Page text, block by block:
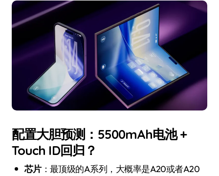
配置大胆预测：5500mAh电池 +
Touch ID回归？
芯片：最顶级的A系列，大概率是A20或者A20